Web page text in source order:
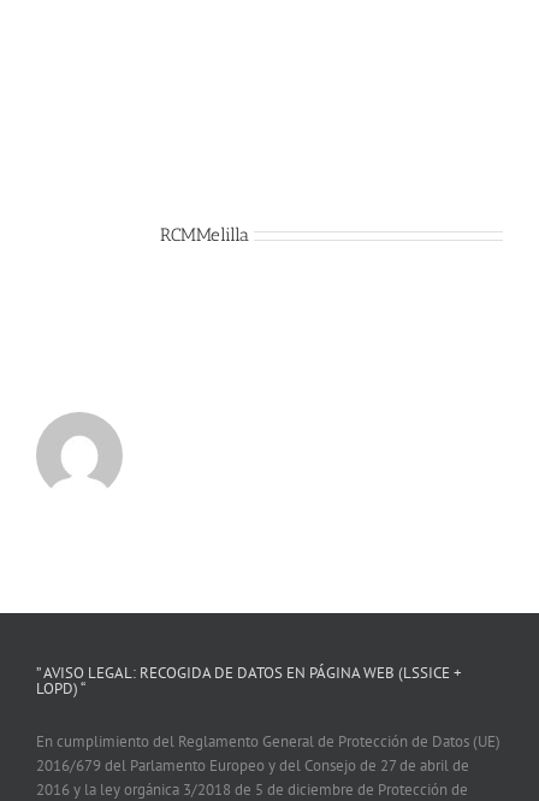
RCMMelilla
” AVISO LEGAL: RECOGIDA DE DATOS EN PÁGINA WEB (LSSICE +
LOPD) “
En cumplimiento del Reglamento General de Protección de Datos (UE)
2016/679 del Parlamento Europeo y del Consejo de 27 de abril de
2016 y la ley orgánica 3/2018 de 5 de diciembre de Protección de